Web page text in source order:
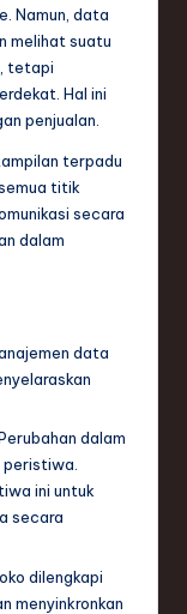
Namun, data
melihat suatu
tetapi
Hal ini
penjualan.
terpadu
titik
secara
dalam
data
dalam
peristiwa.
ini untuk
secara
dilengkapi
menyinkronkan